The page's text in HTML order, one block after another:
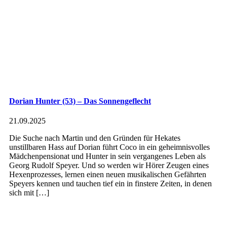
Dorian Hunter (53) – Das Sonnengeflecht
21.09.2025
Die Suche nach Martin und den Gründen für Hekates
unstillbaren Hass auf Dorian führt Coco in ein geheimnisvolles
Mädchenpensionat und Hunter in sein vergangenes Leben als
Georg Rudolf Speyer. Und so werden wir Hörer Zeugen eines
Hexenprozesses, lernen einen neuen musikalischen Gefährten
Speyers kennen und tauchen tief ein in finstere Zeiten, in denen
sich mit […]